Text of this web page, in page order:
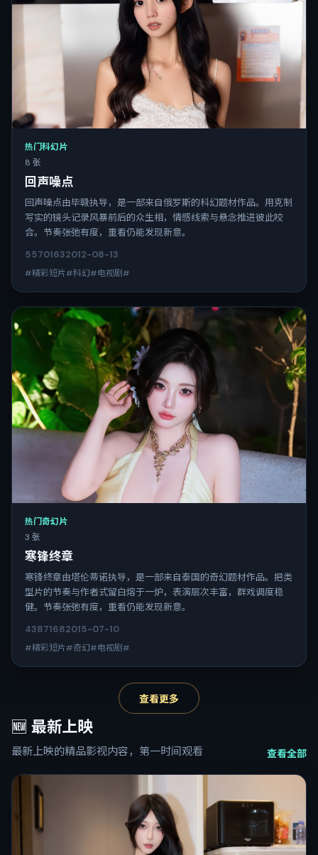
热门科幻片
8 张
回声噪点
回声噪点由毕赣执导，是一部来自俄罗斯的科幻题材作品。用克制
写实的镜头记录风暴前后的众生相，情感线索与悬念推进彼此咬
合。节奏张弛有度，重看仍能发现新意。
55701632012-08-13
#精彩短片#科幻#电视剧#
热门奇幻片
3 张
寒锋终章
寒锋终章由塔伦蒂诺执导，是一部来自泰国的奇幻题材作品。把类
型片的节奏与作者式留白熔于一炉，表演层次丰富，群戏调度稳
健。节奏张弛有度，重看仍能发现新意。
43871682015-07-10
#精彩短片#奇幻#电视剧#
查看更多
🆕 最新上映
最新上映的精品影视内容，第一时间观看 查看全部